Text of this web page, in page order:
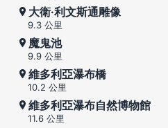
大衛·利文斯通雕像
9.3 公里
魔鬼池
9.9 公里
維多利亞瀑布橋
10.2 公里
維多利亞瀑布自然博物館
11.6 公里